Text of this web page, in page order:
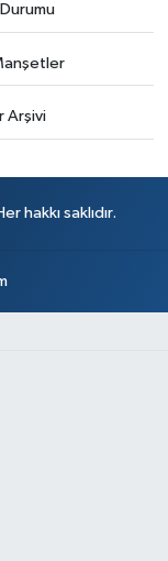
Arşivi
hakkı saklıdır.